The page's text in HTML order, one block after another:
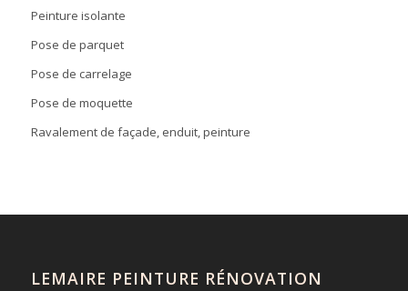
Peinture isolante
Pose de parquet
Pose de carrelage
Pose de moquette
Ravalement de façade, enduit, peinture
LEMAIRE PEINTURE RÉNOVATION